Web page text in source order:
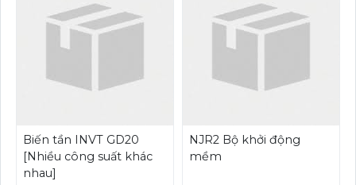
Biến tần INVT GD20
[Nhiều công suất khác
nhau]
NJR2 Bộ khởi động
mềm